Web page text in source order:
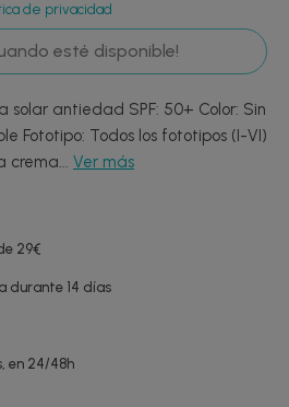
de privacidad
esté disponible!
solar antiedad SPF: 50+ Color: Sin
Fototipo: Todos los fototipos (I-VI)
crema... Ver más
29€
durante 14 días
en 24/48h